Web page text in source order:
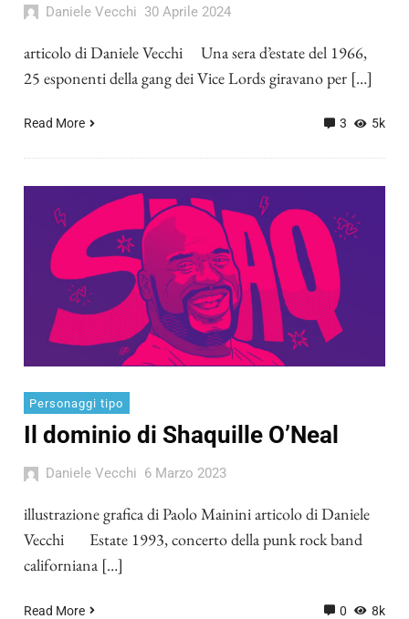
Daniele Vecchi 30 Aprile 2024
articolo di Daniele Vecchi Una sera d’estate del 1966,
25 esponenti della gang dei Vice Lords giravano per […]
Read More 3 5k
Personaggi tipo
Il dominio di Shaquille O’Neal
Daniele Vecchi 6 Marzo 2023
illustrazione grafica di Paolo Mainini articolo di Daniele
Vecchi Estate 1993, concerto della punk rock band
californiana […]
Read More 0 8k